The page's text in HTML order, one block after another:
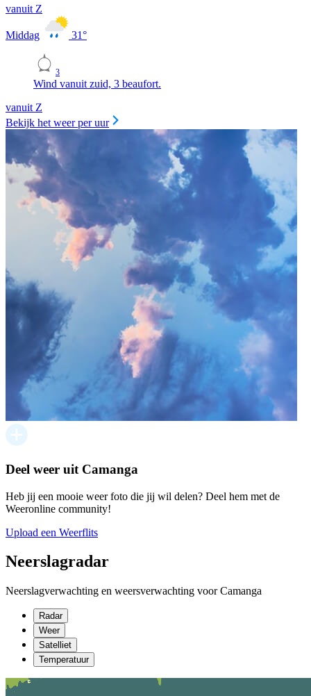
vanuit Z
Middag 31°
3
Wind vanuit zuid, 3 beaufort.
vanuit Z
Bekijk het weer per uur
Deel weer uit Camanga
Heb jij een mooie weer foto die jij wil delen? Deel hem met de
Weeronline community!
Upload een Weerflits
Neerslagradar
Neerslagverwachting en weersverwachting voor Camanga
Radar
Weer
Satelliet
Temperatuur